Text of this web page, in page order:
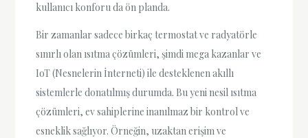
kullanıcı konforu da ön planda.
Bir zamanlar sadece birkaç termostat ve radyatörle
sınırlı olan ısıtma çözümleri, şimdi mega kazanlar ve
IoT (Nesnelerin İnterneti) ile desteklenen akıllı
sistemlerle donatılmış durumda. Bu yeni nesil ısıtma
çözümleri, ev sahiplerine inanılmaz bir kontrol ve
esneklik sağlıyor. Örneğin, uzaktan erişim ve